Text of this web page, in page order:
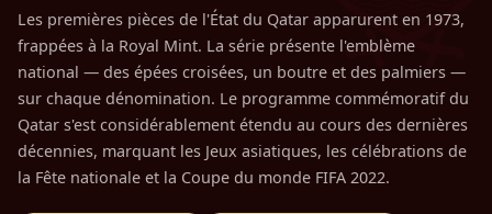
Les premières pièces de l'État du Qatar apparurent en 1973,
frappées à la Royal Mint. La série présente l'emblème
national — des épées croisées, un boutre et des palmiers —
sur chaque dénomination. Le programme commémoratif du
Qatar s'est considérablement étendu au cours des dernières
décennies, marquant les Jeux asiatiques, les célébrations de
la Fête nationale et la Coupe du monde FIFA 2022.